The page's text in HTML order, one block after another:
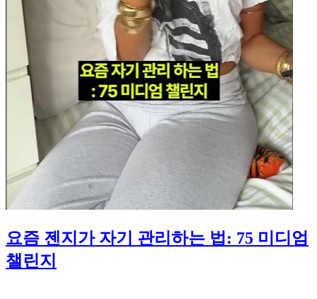
요즘 젠지가 자기 관리하는 법: 75 미디엄
챌린지